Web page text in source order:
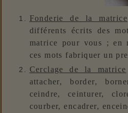
Fonderie de la matrice
différents écrits des
matrice pour vous ; en
ces mots fabriquer un
Cerclage de la matrice
attacher, border,
ceindre, ceinturer,
courber, encadrer,